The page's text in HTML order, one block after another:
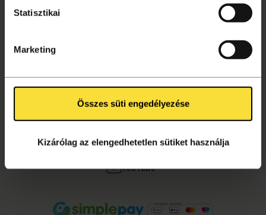
Statisztikai
Marketing
Összes süti engedélyezése
Kizárólag az elengedhetetlen sütiket használja
KÖVESS MINKET!
YouTube